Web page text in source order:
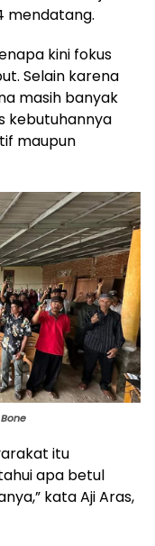
mendatang.
kini fokus
Selain karena
masih banyak
kebutuhannya
maupun
itu
apa betul
kata Aji Aras,